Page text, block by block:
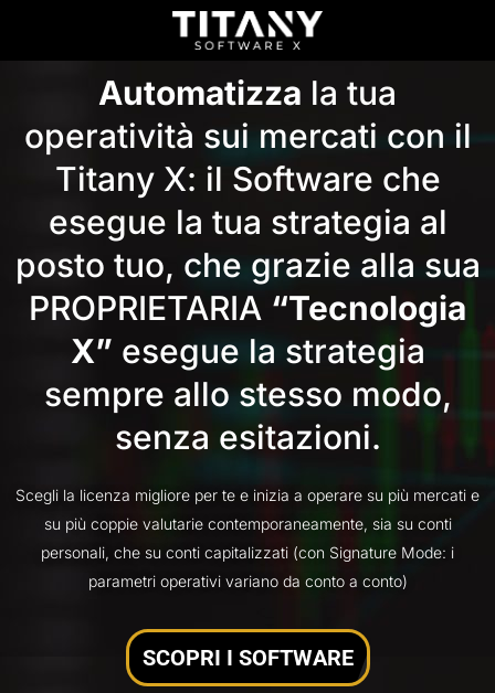
Automatizza la tua
operatività sui mercati con il
Titany X: il Software che
esegue la tua strategia al
posto tuo, che grazie alla sua
PROPRIETARIA “Tecnologia
X” esegue la strategia
sempre allo stesso modo,
senza esitazioni.
Scegli la licenza migliore per te e inizia a operare su più mercati e
su più coppie valutarie contemporaneamente, sia su conti
personali, che su conti capitalizzati (con Signature Mode: i
parametri operativi variano da conto a conto)
SCOPRI I SOFTWARE